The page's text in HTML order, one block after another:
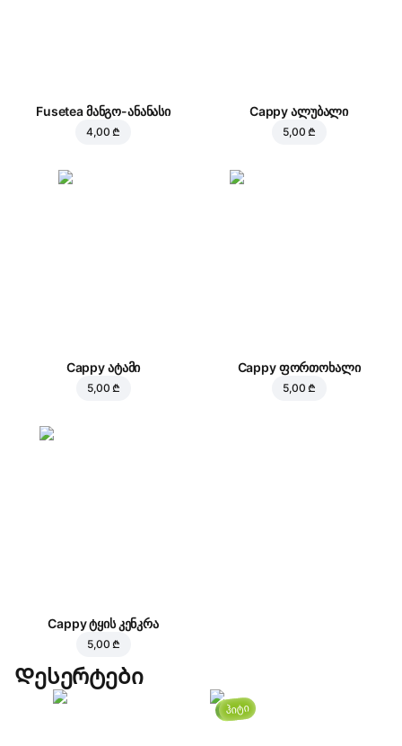
Fusetea მანგო-ანანასი
4,00 ₾
Cappy ალუბალი
5,00 ₾
Cappy ატამი
5,00 ₾
Cappy ფორთოხალი
5,00 ₾
Cappy ტყის კენკრა
5,00 ₾
Დესერტები
ჰიტი